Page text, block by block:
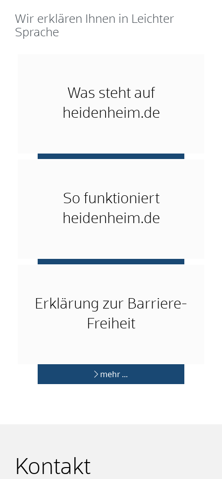
Wir erklären Ihnen in Leichter
Sprache
Was steht auf
heidenheim.de
So funktioniert
heidenheim.de
Erklärung zur Barriere-
Freiheit
mehr …
Kontakt